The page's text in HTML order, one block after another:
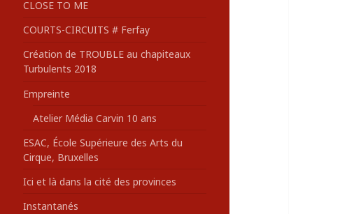
CLOSE TO ME
COURTS-CIRCUITS # Ferfay
Création de TROUBLE au chapiteaux
Turbulents 2018
Empreinte
Atelier Média Carvin 10 ans
ESAC, École Supérieure des Arts du
Cirque, Bruxelles
Ici et là dans la cité des provinces
Instantanés